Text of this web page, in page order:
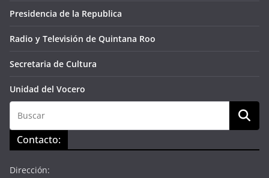
Presidencia de la Republica
Radio y Televisión de Quintana Roo
Secretaria de Cultura
Unidad del Vocero
Contacto:
Dirección: